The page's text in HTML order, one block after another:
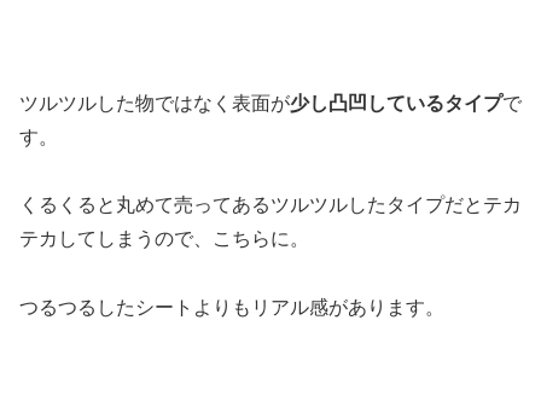
ツルツルした物ではなく表面が少し凸凹しているタイプで
す。
くるくると丸めて売ってあるツルツルしたタイプだとテカ
テカしてしまうので、こちらに。
つるつるしたシートよりもリアル感があります。